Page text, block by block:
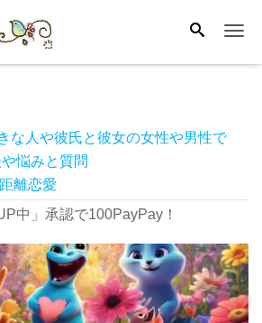
な人や彼氏と彼女の女性や男性で
悩みと質問
離恋愛
中」承認で100PayPay！